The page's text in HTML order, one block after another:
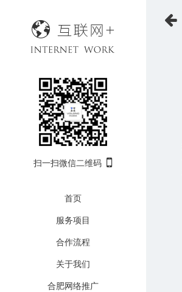
扫一扫微信二维码
首页
服务项目
合作流程
关于我们
合肥网络推广